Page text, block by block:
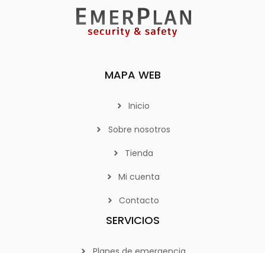
MAPA WEB
Inicio
Sobre nosotros
Tienda
Mi cuenta
Contacto
SERVICIOS